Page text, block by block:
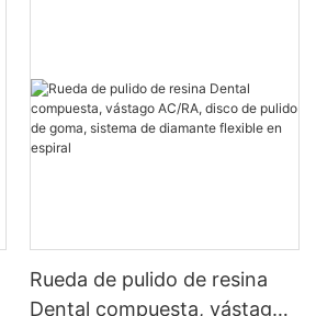
Rueda de pulido de resina
Dental compuesta, vástago